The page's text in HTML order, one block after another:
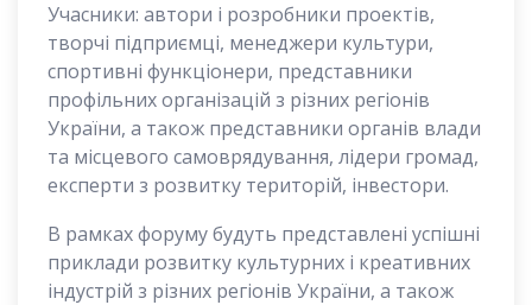
Учасники: автори і розробники проектів,
творчі підприємці, менеджери культури,
спортивні функціонери, представники
профільних організацій з різних регіонів
України, а також представники органів влади
та місцевого самоврядування, лідери громад,
експерти з розвитку територій, інвестори.
В рамках форуму будуть представлені успішні
приклади розвитку культурних і креативних
індустрій з різних регіонів України, а також